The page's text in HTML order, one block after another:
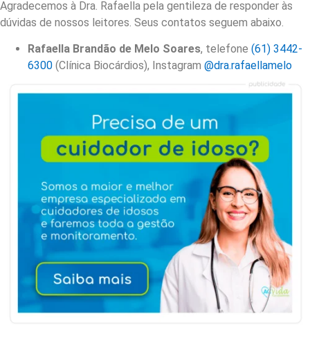
Agradecemos à Dra. Rafaella pela gentileza de responder às
dúvidas de nossos leitores. Seus contatos seguem abaixo.
Rafaella Brandão de Melo Soares, telefone (61) 3442-
6300 (Clínica Biocárdios), Instagram @dra.rafaellamelo